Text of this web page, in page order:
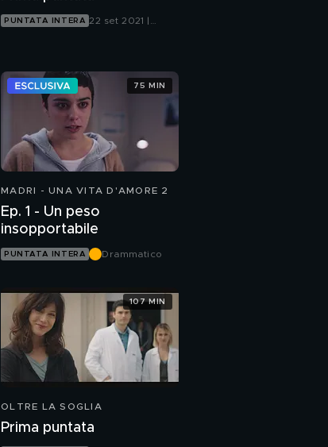
PUNTATA INTERA 22 set 2021 |
MADRI - UNA VITA D'AMORE 2
Ep. 1 - Un peso
insopportabile
PUNTATA INTERA Drammatico
75 MIN
OLTRE LA SOGLIA
Prima puntata
107 MIN